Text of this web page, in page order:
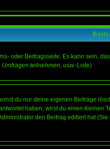
oder Beitragsseite. Es kann sein,
teilnehmen, usw.-Liste)
du nur deine eigenen Beiträge
haben, wirst du einen
den Beitrag editiert hat